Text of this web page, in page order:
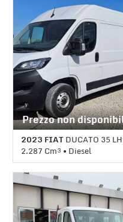
Prezzo non
2023 FIATDUCATO 35 LH2
2.287 Cm³ • Diesel
11.440 Km • Cambio
Bianco pastello